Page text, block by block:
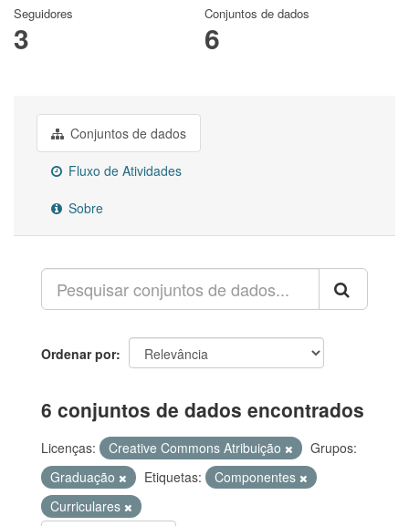
Seguidores
3
Conjuntos de dados
6
Conjuntos de dados
Fluxo de Atividades
Sobre
Ordenar por
6 conjuntos de dados encontrados
Licenças: Creative Commons Atribuição
Grupos:
Graduação
Etiquetas:
Componentes
Curriculares